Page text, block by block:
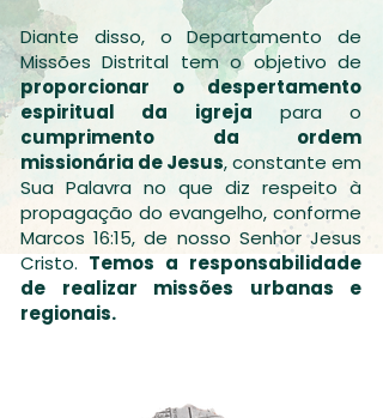
Diante disso, o Departamento de
Missões Distrital tem o objetivo de
proporcionar o despertamento
espiritual da igreja para o
cumprimento da ordem
missionária de Jesus, constante em
Sua Palavra no que diz respeito à
propagação do evangelho, conforme
Marcos 16:15, de nosso Senhor Jesus
Cristo. Temos a responsabilidade
de realizar missões urbanas e
regionais.